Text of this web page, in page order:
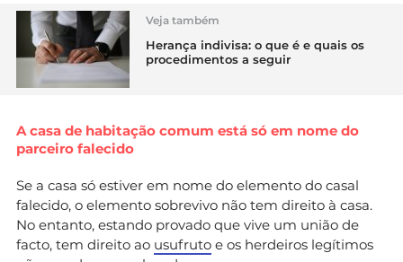
Veja também
Herança indivisa: o que é e quais os
procedimentos a seguir
A casa de habitação comum está só em nome do
parceiro falecido
Se a casa só estiver em nome do elemento do casal
falecido, o elemento sobrevivo não tem direito à casa.
No entanto, estando provado que vive um união de
facto, tem direito ao usufruto e os herdeiros legítimos